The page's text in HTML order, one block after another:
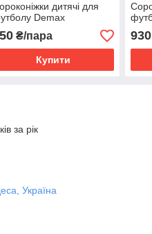
дитячі для
Demax
₴/пара
Купити
930
за рік
Україна